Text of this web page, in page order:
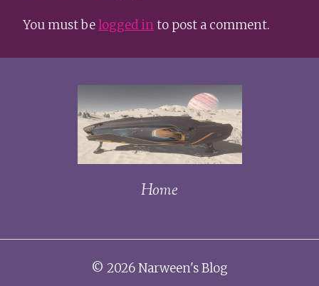
You must belogged into post a comment.
Home
© 2026 Narween's Blog